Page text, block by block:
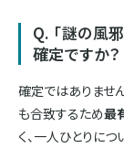
Q. 「謎の風
確定ですか？
確定ではありませ
も合致するため最
く、一人ひとりに